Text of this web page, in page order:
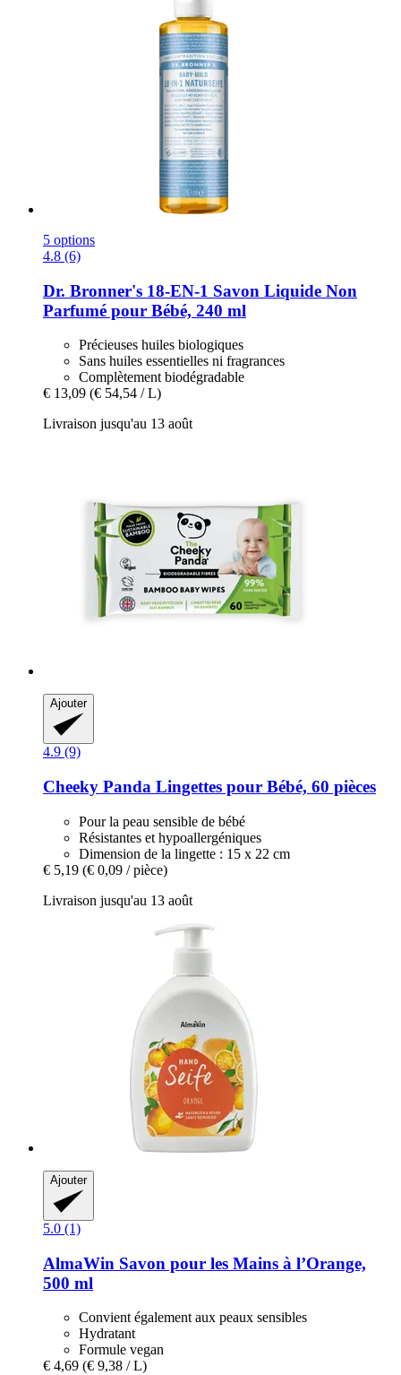
5 options
4.8 (6)
Dr. Bronner's 18-​EN-​1 Savon Liquide Non
Parfumé pour Bébé, 240 ml
Précieuses huiles biologiques
Sans huiles essentielles ni fragrances
Complètement biodégradable
€ 13,09 (€ 54,54 / L)
Livraison jusqu'au 13 août
Ajouter
4.9 (9)
Cheeky Panda Lingettes pour Bébé, 60 pièces
Pour la peau sensible de bébé
Résistantes et hypoallergéniques
Dimension de la lingette : 15 x 22 cm
€ 5,19 (€ 0,09 / pièce)
Livraison jusqu'au 13 août
Ajouter
5.0 (1)
AlmaWin Savon pour les Mains à l’Orange,
500 ml
Convient également aux peaux sensibles
Hydratant
Formule vegan
€ 4,69 (€ 9,38 / L)